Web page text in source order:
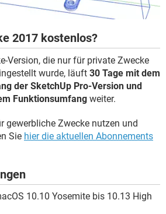
2017 kostenlos?
Version, die nur für private Zwecke
wurde, läuft 30 Tage mit dem
der SketchUp Pro-Version und
Funktionsumfang weiter.
gewerbliche Zwecke nutzen und
Sie hier die aktuellen Abonnements
10.10 Yosemite bis 10.13 High